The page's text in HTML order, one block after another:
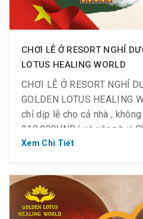
CHƠI LỄ Ở RESORT NGHỈ
LOTUS HEALING WORLD
CHƠI LỄ Ở RESORT NGHỈ
GOLDEN LOTUS HEALING
chỉ dịp lễ cho cả nhà ,
210.000VND/ vé xông hơi
𝟏𝟔:𝟑𝟎 -𝟏𝟖:𝟑𝟎 Thời gian áp
Xem Chi Tiết